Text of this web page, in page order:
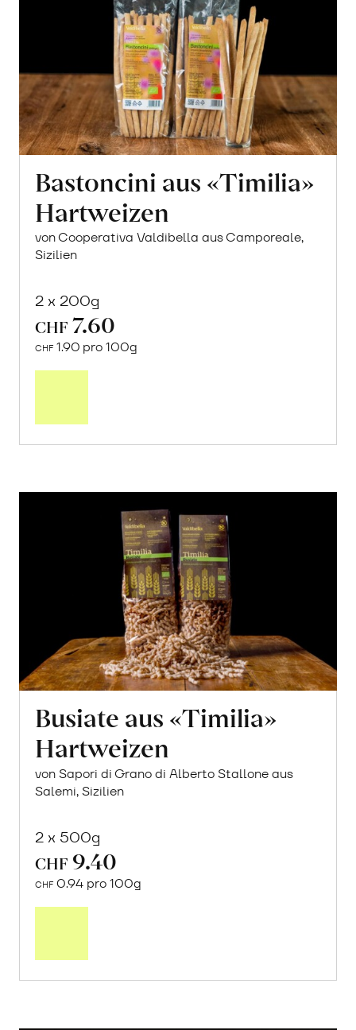
Bastoncini aus «Timilia»
Hartweizen
von Cooperativa Valdibella aus Camporeale,
Sizilien
2 x 200g
CHF 7.60
CHF 1.90 pro 100g
Busiate aus «Timilia»
Hartweizen
von Sapori di Grano di Alberto Stallone aus
Salemi, Sizilien
2 x 500g
CHF 9.40
CHF 0.94 pro 100g